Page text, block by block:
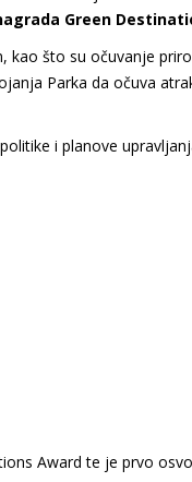
Green
kao što su očuvanje
Parka da očuva
i planove
Award te je prvo